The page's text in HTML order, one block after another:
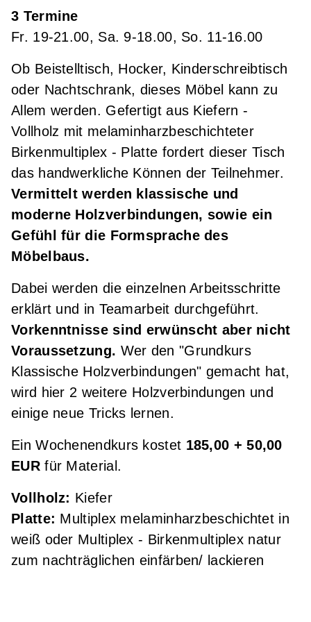
3 Termine
Fr. 19-21.00, Sa. 9-18.00, So. 11-16.00
Ob Beistelltisch, Hocker, Kinderschreibtisch
oder Nachtschrank, dieses Möbel kann zu
Allem werden. Gefertigt aus Kiefern -
Vollholz mit melaminharzbeschichteter
Birkenmultiplex - Platte fordert dieser Tisch
das handwerkliche Können der Teilnehmer.
Vermittelt werden klassische und
moderne Holzverbindungen, sowie ein
Gefühl für die Formsprache des
Möbelbaus.
Dabei werden die einzelnen Arbeitsschritte
erklärt und in Teamarbeit durchgeführt.
Vorkenntnisse sind erwünscht aber nicht
Voraussetzung. Wer den "Grundkurs
Klassische Holzverbindungen" gemacht hat,
wird hier 2 weitere Holzverbindungen und
einige neue Tricks lernen.
Ein Wochenendkurs kostet 185,00 + 50,00
EURfür Material.
Vollholz: Kiefer
Platte: Multiplex melaminharzbeschichtet in
weiß oder Multiplex - Birkenmultiplex natur
zum nachträglichen einfärben/ lackieren